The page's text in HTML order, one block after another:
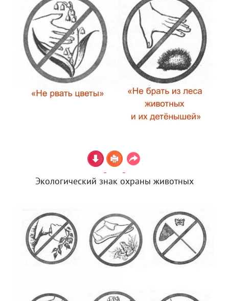
Экологический знак охраны животных